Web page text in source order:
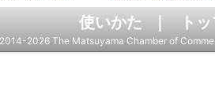
使いかた ト
2026 The Matsuyama Chamber of